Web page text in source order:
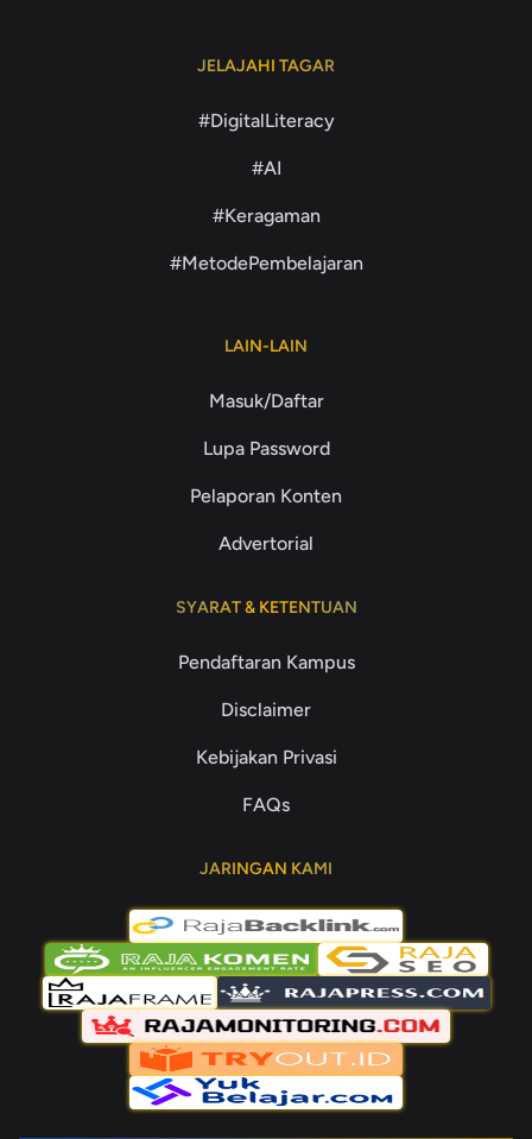
JELAJAHI TAGAR
#DigitalLiteracy
#AI
#Keragaman
#MetodePembelajaran
LAIN-LAIN
Masuk/Daftar
Lupa Password
Pelaporan Konten
Advertorial
SYARAT & KETENTUAN
Pendaftaran Kampus
Disclaimer
Kebijakan Privasi
FAQs
JARINGAN KAMI